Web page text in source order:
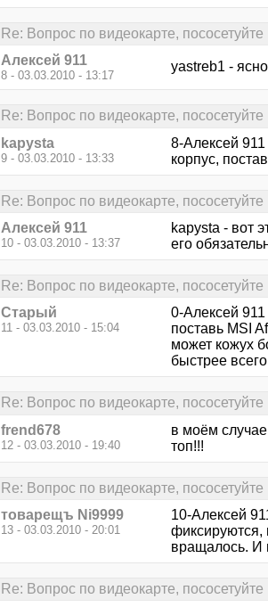
Re: Вопрос по видеокарте, пососетуйте
Алексей 911
8 - 03.03.2010 - 13:17
yastreb1 -
Re: Вопрос по видеокарте, пососетуйте
kapysta
9 - 03.03.2010 - 13:33
8-Алексей 911
корпус,
Re: Вопрос по видеокарте, пососетуйте
Алексей 911
10 - 03.03.2010 - 13:37
kapysta - вот
его
Re: Вопрос по видеокарте, пососетуйте
Старый
11 - 03.03.2010 - 15:04
0-Алексей 911
поставь MSI
может кожух
быстрее
Re: Вопрос по видеокарте, пососетуйте
frend678
12 - 03.03.2010 - 19:40
в моём
топ!!!
Re: Вопрос по видеокарте, пососетуйте
товарещъ Ni9999
13 - 03.03.2010 - 20:01
10-Алексей
фиксируются,
вращалось. И
Re: Вопрос по видеокарте, пососетуйте